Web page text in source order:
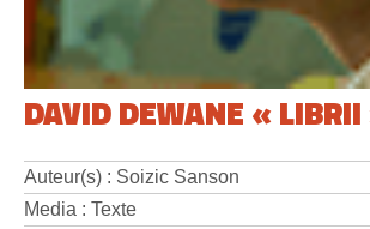
DAVID DEWANE «
Auteur(s) : Soizic Sanson
Media : Texte